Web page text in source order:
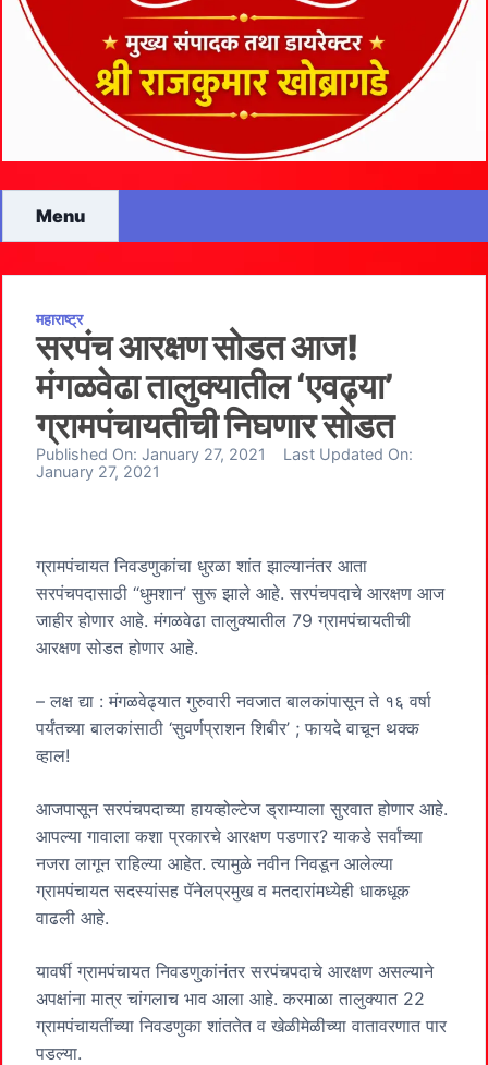
Menu
महाराष्ट्र
सरपंच आरक्षण सोडत आज!
मंगळवेढा तालुक्यातील ‘एवढ्या’
ग्रामपंचायतीची निघणार सोडत
Published On: January 27, 2021
Last Updated On:
January 27, 2021
ग्रामपंचायत निवडणुकांचा धुरळा शांत झाल्यानंतर आता
सरपंचपदासाठी “धुमशान’ सुरू झाले आहे. सरपंचपदाचे आरक्षण आज
जाहीर होणार आहे. मंगळवेढा तालुक्यातील 79 ग्रामपंचायतीची
आरक्षण सोडत होणार आहे.
– लक्ष द्या : मंगळवेढ्यात गुरुवारी नवजात बालकांपासून ते १६ वर्षा
पर्यंतच्या बालकांसाठी ‘सुवर्णप्राशन शिबीर’ ; फायदे वाचून थक्क
व्हाल!
आजपासून सरपंचपदाच्या हायव्होल्टेज ड्राम्याला सुरवात होणार आहे.
आपल्या गावाला कशा प्रकारचे आरक्षण पडणार? याकडे सर्वांच्या
नजरा लागून राहिल्या आहेत. त्यामुळे नवीन निवडून आलेल्या
ग्रामपंचायत सदस्यांसह पॅनेलप्रमुख व मतदारांमध्येही धाकधूक
वाढली आहे.
यावर्षी ग्रामपंचायत निवडणुकांनंतर सरपंचपदाचे आरक्षण असल्याने
अपक्षांना मात्र चांगलाच भाव आला आहे. करमाळा तालुक्‍यात 22
ग्रामपंचायतींच्या निवडणुका शांततेत व खेळीमेळीच्या वातावरणात पार
पडल्या.